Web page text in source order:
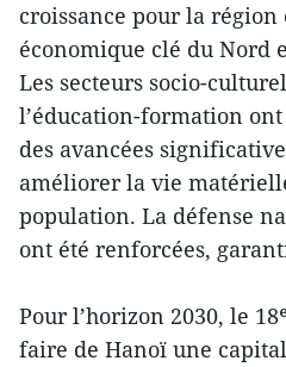
croissance pour la région
économique clé du Nord
Les secteurs socio-
l’éducation-formation
des avancées
améliorer la vie
population. La défense
ont été renforcées,
Pour l’horizon 2030, le
faire de Hanoï une